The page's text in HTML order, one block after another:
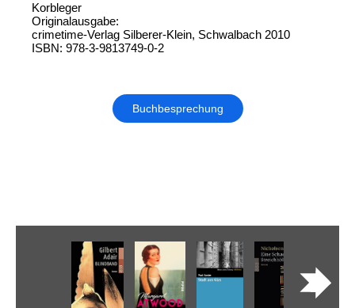
Korbleger
Originalausgabe:
crimetime-Verlag Silberer-Klein, Schwalbach 2010
ISBN: 978-3-9813749-0-2
Buchbesprechung